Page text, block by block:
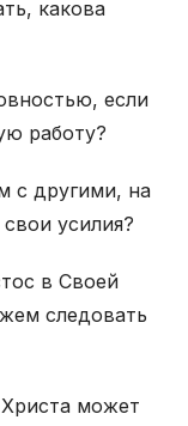
какова
если
работу?
с другими, на
усилия?
в Своей
следовать
может